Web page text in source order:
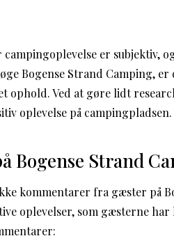
er subjektiv,
Bogense Strand Camping, er
Ved at gøre lidt
oplevelse på campingpladsen.
Bogense Strand
kommentarer fra gæster på
oplevelser, som gæsterne